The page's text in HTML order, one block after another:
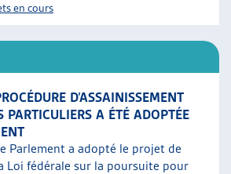
en cours
D’ASSAINISSEMENT
PARTICULIERS A ÉTÉ ADOPTÉE
Parlement a adopté le projet de
Loi fédérale sur la poursuite pour